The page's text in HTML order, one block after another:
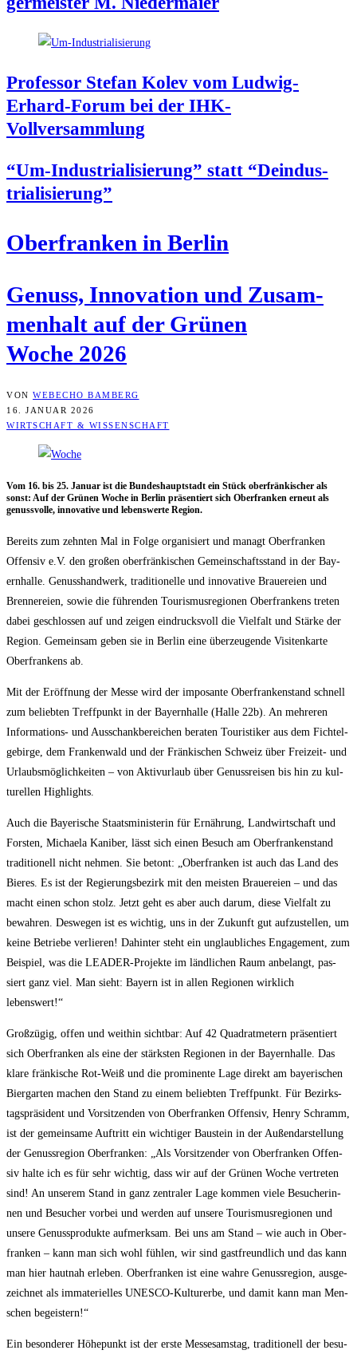
Pro­fes­sor Ste­fan Kolev vom Lud­wig-
Erhard-Forum bei der IHK-
Vollversammlung
“Um-Indus­tria­li­sie­rung” statt “Deindus­
tria­li­sie­rung”
Ober­fran­ken in Berlin
Genuss, Inno­va­ti­on und Zusam­
men­halt auf der Grü­nen
Woche 2026
VON WEBECHO BAMBERG
16. JANUAR 2026
WIRTSCHAFT & WISSENSCHAFT
Vom 16. bis 25. Janu­ar ist die Bun­des­haupt­stadt ein Stück ober­frän­ki­scher als
sonst: Auf der Grü­nen Woche in Ber­lin prä­sen­tiert sich Ober­fran­ken erneut als
genuss­vol­le, inno­va­ti­ve und lebens­wer­te Region.
Bereits zum zehn­ten Mal in Fol­ge orga­ni­siert und managt Ober­fran­ken
Offen­siv e.V. den gro­ßen ober­frän­ki­schen Gemein­schafts­stand in der Bay­
ern­hal­le. Genuss­hand­werk, tra­di­tio­nel­le und inno­va­ti­ve Braue­rei­en und
Bren­ne­rei­en, sowie die füh­ren­den Tou­ris­mus­re­gio­nen Ober­fran­kens tre­ten
dabei geschlos­sen auf und zei­gen ein­drucks­voll die Viel­falt und Stär­ke der
Regi­on. Gemein­sam geben sie in Ber­lin eine über­zeu­gen­de Visi­ten­kar­te
Ober­fran­kens ab.
Mit der Eröff­nung der Mes­se wird der impo­san­te Ober­fran­ken­stand schnell
zum belieb­ten Treff­punkt in der Bay­ern­hal­le (Hal­le 22b). An meh­re­ren
Infor­ma­ti­ons- und Aus­schank­be­rei­chen bera­ten Tou­ris­ti­ker aus dem Fich­tel­
ge­bir­ge, dem Fran­ken­wald und der Frän­ki­schen Schweiz über Frei­zeit- und
Urlaubs­mög­lich­kei­ten – von Aktiv­ur­laub über Genuss­rei­sen bis hin zu kul­
tu­rel­len Highlights.
Auch die Baye­ri­sche Staats­mi­nis­te­rin für Ernäh­rung, Land­wirt­schaft und
Fors­ten, Michae­la Kani­ber, lässt sich einen Besuch am Ober­fran­ken­stand
tra­di­tio­nell nicht neh­men. Sie betont: „Ober­fran­ken ist auch das Land des
Bie­res. Es ist der Regie­rungs­be­zirk mit den meis­ten Braue­rei­en – und das
macht einen schon stolz. Jetzt geht es aber auch dar­um, die­se Viel­falt zu
bewah­ren. Des­we­gen ist es wich­tig, uns in der Zukunft gut auf­zu­stel­len, um
kei­ne Betrie­be ver­lie­ren! Dahin­ter steht ein unglaub­li­ches Enga­ge­ment, zum
Bei­spiel, was die LEA­DER-Pro­jek­te im länd­li­chen Raum anbe­langt, pas­
siert ganz viel. Man sieht: Bay­ern ist in allen Regio­nen wirk­lich
lebenswert!“
Groß­zü­gig, offen und weit­hin sicht­bar: Auf 42 Qua­drat­me­tern prä­sen­tiert
sich Ober­fran­ken als eine der stärks­ten Regio­nen in der Bay­ern­hal­le. Das
kla­re frän­ki­sche Rot-Weiß und die pro­mi­nen­te Lage direkt am baye­ri­schen
Bier­gar­ten machen den Stand zu einem belieb­ten Treff­punkt. Für Bezirks­
tags­prä­si­dent und Vor­sit­zen­den von Ober­fran­ken Offen­siv, Hen­ry Schramm,
ist der gemein­sa­me Auf­tritt ein wich­ti­ger Bau­stein in der Außen­dar­stel­lung
der Genuss­re­gi­on Ober­fran­ken: „Als Vor­sit­zen­der von Ober­fran­ken Offen­
siv hal­te ich es für sehr wich­tig, dass wir auf der Grü­nen Woche ver­tre­ten
sind! An unse­rem Stand in ganz zen­tra­ler Lage kom­men vie­le Besu­che­rin­
nen und Besu­cher vor­bei und wer­den auf unse­re Tou­ris­mus­re­gio­nen und
unse­re Genuss­pro­duk­te auf­merk­sam. Bei uns am Stand – wie auch in Ober­
fran­ken – kann man sich wohl füh­len, wir sind gast­freund­lich und das kann
man hier haut­nah erle­ben. Ober­fran­ken ist eine wah­re Genuss­re­gi­on, aus­ge­
zeich­net als imma­te­ri­el­les UNESCO-Kul­tur­er­be, und damit kann man Men­
schen begeistern!“
Ein beson­de­rer Höhe­punkt ist der ers­te Mes­se­sams­tag, tra­di­tio­nell der besu­